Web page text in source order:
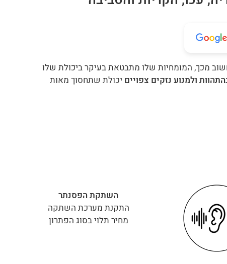
מכך, המומחיות שלו מתבטאת בעיקר ביכולת שלו
ולמנוע נזקים צפויים יכולת שתחסוך מאות
השתקת הפסנתר
התקנת מערכת השתקה
מחיר תלוי בסוג הפתרון